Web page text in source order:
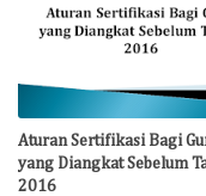
Aturan Sertifikasi Bagi
yang Diangkat Sebelum
2016